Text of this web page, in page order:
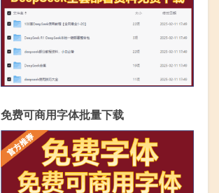
免费可商用字体批量下载